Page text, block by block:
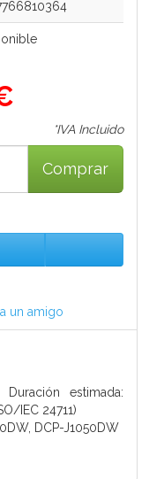
*IVA Incluido
Comprar
un amigo
estimada:
IEC 24711)
DCP-J1050DW